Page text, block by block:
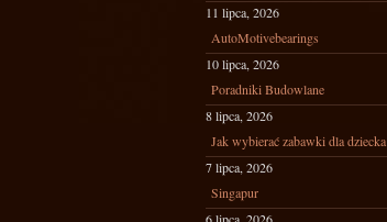
11 lipca, 2026
AutoMotivebearings
10 lipca, 2026
Poradniki Budowlane
8 lipca, 2026
Jak wybierać zabawki dla dziecka
7 lipca, 2026
Singapur